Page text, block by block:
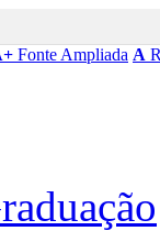
Fonte Ampliada A